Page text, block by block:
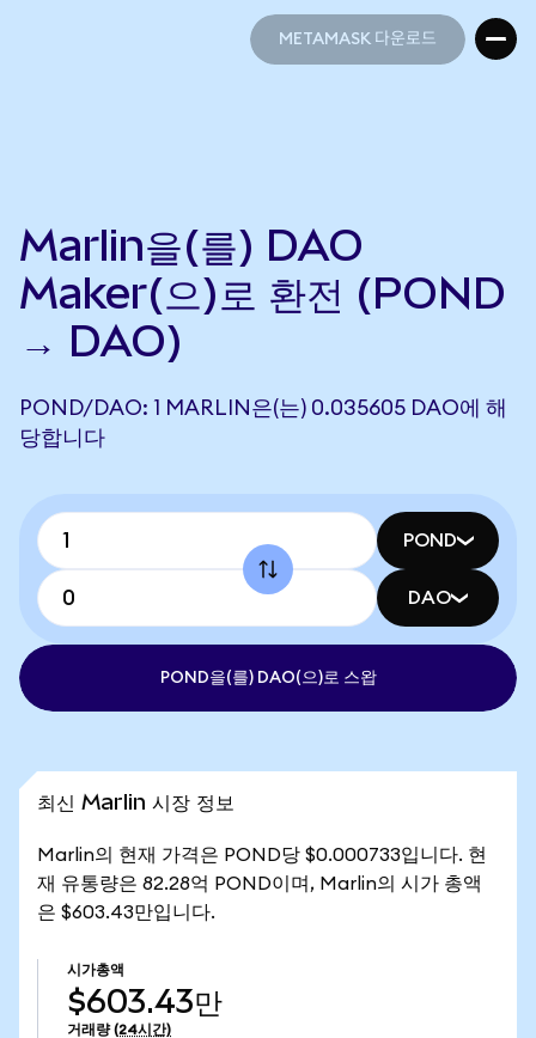
METAMASK 다운로드
Marlin을(를) DAO
Maker(으)로 환전 (POND
→ DAO)
POND/DAO: 1 MARLIN은(는) 0.035605 DAO에 해
당합니다
POND
DAO
POND을(를) DAO(으)로 스왑
최신 Marlin 시장 정보
Marlin의 현재 가격은 POND당 $0.000733입니다. 현
재 유통량은 82.28억 POND이며, Marlin의 시가 총액
은 $603.43만입니다.
시가총액
$603.43만
거래량 (24시간)